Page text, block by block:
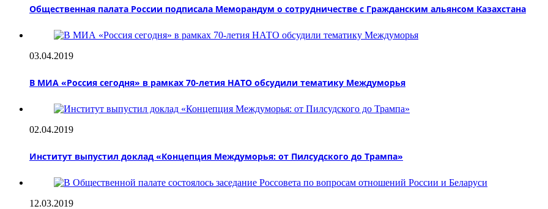
Общественная палата России подписала Меморандум о сотрудничестве с Гражданским альянсом Казахстана
03.04.2019
В МИА «Россия сегодня» в рамках 70-летия НАТО обсудили тематику Междуморья
02.04.2019
Институт выпустил доклад «Концепция Междуморья: от Пилсудского до Трампа»
12.03.2019